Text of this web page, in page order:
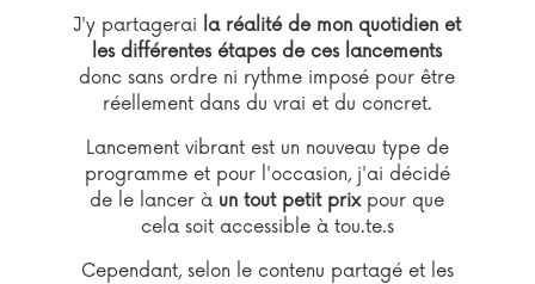
J'y partagerai la réalité de mon quotidien et
les différentes étapes de ces lancements
donc sans ordre ni rythme imposé pour être
réellement dans du vrai et du concret.
Lancement vibrant est un nouveau type de
programme et pour l'occasion, j'ai décidé
de le lancer à un tout petit prixpour que
cela soit accessible à tou.te.s
Cependant, selon le contenu partagé et les